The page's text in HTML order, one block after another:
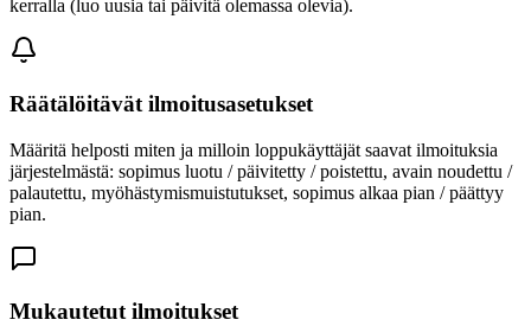
kerralla (luo uusia tai päivitä olemassa olevia).
Räätälöitävät ilmoitusasetukset
Määritä helposti miten ja milloin loppukäyttäjät saavat ilmoituksia
järjestelmästä: sopimus luotu / päivitetty / poistettu, avain noudettu /
palautettu, myöhästymismuistutukset, sopimus alkaa pian / päättyy
pian.
Mukautetut ilmoitukset